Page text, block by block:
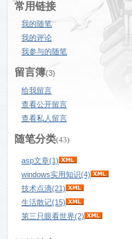
常用链接
我的随笔
我的评论
我参与的随笔
留言簿(3)
给我留言
查看公开留言
查看私人留言
随笔分类(43)
asp文章(1)
windows实用知识(4)
技术点滴(21)
生活散记(15)
第三只眼看世界(2)